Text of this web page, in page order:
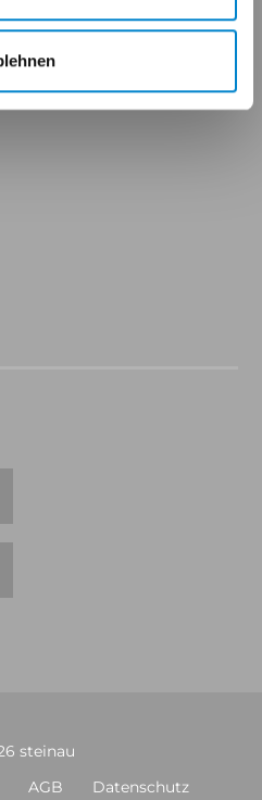
Ihren Erfolg.
steinau
AGB Datenschutz